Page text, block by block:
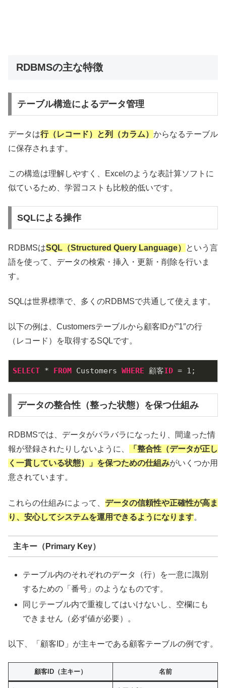
RDBMSの主な特徴
テーブル構造によるデータ管理
データは行（レコード）と列（カラム） からなるテーブル
に保存されます。
この構造は理解しやすく、Excelのような表計算ソフトに
似ているため、学習コストも比較的低いです。
SQLによる操作
RDBMSはSQL（Structured Query Language）
という言
語を使って、データの検索・挿入・更新・削除を行いま
す。
SQLは世界標準で、多くのRDBMSで共通して使えます。
以下の例は、Customersテーブルから顧客IDが”1″の行
（レコード）を取得するSQLです。
SELECT * FROM Customers WHERE 顧客ID = 1 ;
データの整合性（整った状態）を保つ仕組み
RDBMSでは、データがバラバラになったり、間違った情
報が登録されたりしないように、
「整合性（データが正し
く一貫している状態）」を保つための仕組みがいくつか用
意されています。
これらの仕組みによって、 データの信頼性や正確性が高ま
り、安心してシステムを運用できるようになります。
主キー（Primary Key）
テーブル内のそれぞれのデータ（行）を一意に識別
するための「番号」のようなものです。
同じテーブル内で重複してはいけないし、空欄にも
できません（必ず値が必要）。
以下、「顧客ID」が主キーである顧客テーブルの例です。
顧客ID（主キー） 名前